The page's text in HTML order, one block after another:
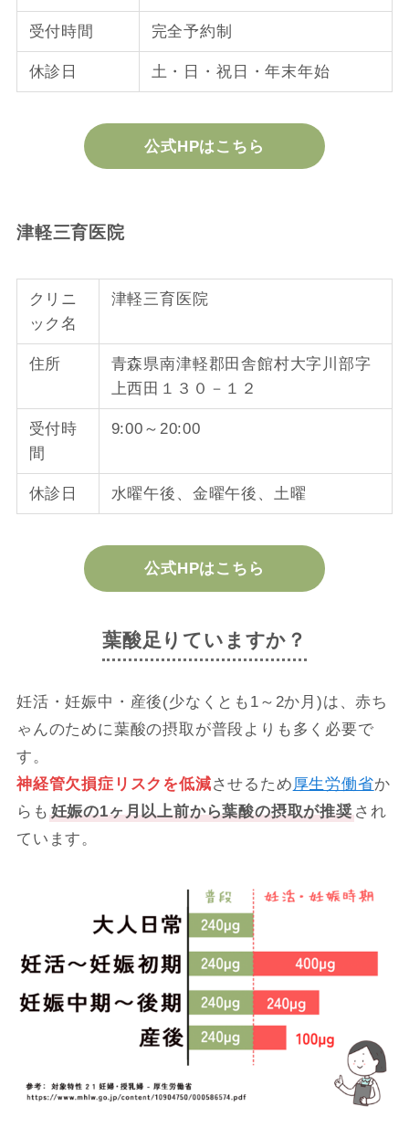
受付時間 完全予約制
休診日 土・日・祝日・年末年始
公式HPはこちら
津軽三育医院
クリニ
ック名
津軽三育医院
住所
青森県南津軽郡田舎館村大字川部字
上西田１３０－１２
受付時
間
9:00～20:00
休診日 水曜午後、金曜午後、土曜
公式HPはこちら
葉酸足りていますか？
妊活・妊娠中・産後(少なくとも1～2か月)は、赤ち
ゃんのために葉酸の摂取が普段よりも多く必要で
す。
神経管欠損症リスクを低減させるため 厚生労働省か
らも 妊娠の1ヶ月以上前から葉酸の摂取が推奨され
ています。